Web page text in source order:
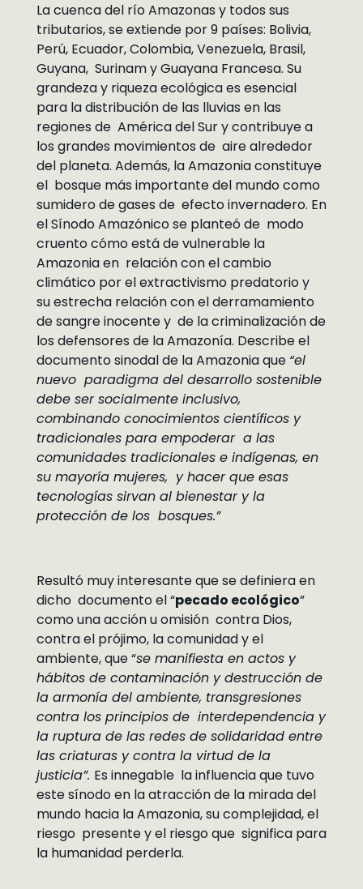
La cuenca del río Amazonas y todos sus
tributarios, se extiende por 9 países: Bolivia,
Perú, Ecuador, Colombia, Venezuela, Brasil,
Guyana, Surinam y Guayana Francesa. Su
grandeza y riqueza ecológica es esencial
para la distribución de las lluvias en las
regiones de América del Sur y contribuye a
los grandes movimientos de aire alrededor
del planeta. Además, la Amazonia constituye
el bosque más importante del mundo como
sumidero de gases de efecto invernadero. En
el Sínodo Amazónico se planteó de modo
cruento cómo está de vulnerable la
Amazonia en relación con el cambio
climático por el extractivismo predatorio y
su estrecha relación con el derramamiento
de sangre inocente y de la criminalización de
los defensores de la Amazonía. Describe el
documento sinodal de la Amazonia que “el
nuevo paradigma del desarrollo sostenible
debe ser socialmente inclusivo,
combinando conocimientos científicos y
tradicionales para empoderar a las
comunidades tradicionales e indígenas, en
su mayoría mujeres, y hacer que esas
tecnologías sirvan al bienestar y la
protección de los bosques.”
Resultó muy interesante que se definiera en
dicho documento el “pecado ecológico”
como una acción u omisión contra Dios,
contra el prójimo, la comunidad y el
ambiente, que “se manifiesta en actos y
hábitos de contaminación y destrucción de
la armonía del ambiente, transgresiones
contra los principios de interdependencia y
la ruptura de las redes de solidaridad entre
las criaturas y contra la virtud de la
justicia”. Es innegable la influencia que tuvo
este sínodo en la atracción de la mirada del
mundo hacia la Amazonia, su complejidad, el
riesgo presente y el riesgo que significa para
la humanidad perderla.